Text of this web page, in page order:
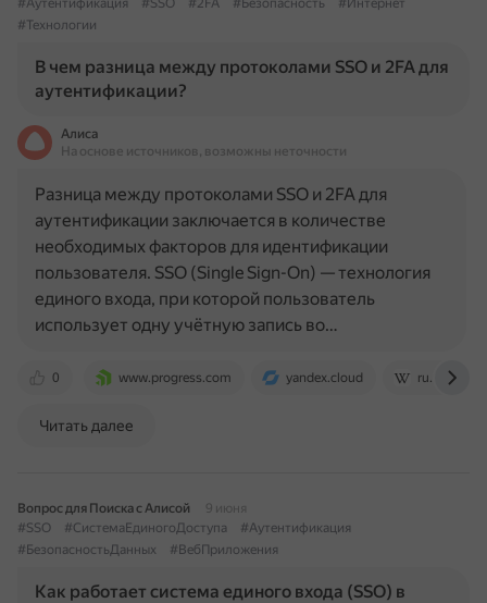
#Аутентификация
#SSO #2FA #Безопасность
#Интернет
#Технологии
В чем разница между протоколами SSO и 2FA для
аутентификации?
Алиса
На основе источников, возможны неточности
0 www.progress.com yandex.cloud
Разница между протоколами SSO и 2FA для
аутентификации заключается в количестве
необходимых факторов для идентификации
пользователя. SSO (Single Sign-On) — технология
единого входа, при которой пользователь
использует одну учётную запись во…
Читать далее
Вопрос для Поиска с Алисой
9 июня
#SSO
#СистемаЕдиногоДоступа
#Аутентификация
#БезопасностьДанных
#ВебПриложения
Как работает система единого входа (SSO) в